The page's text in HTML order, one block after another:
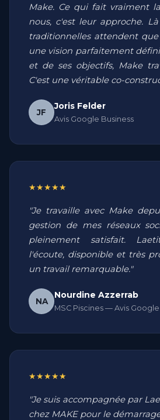
Make. Ce qui fait vraiment
nous, c'est leur approche.
traditionnelles attendent
une vision parfaitement
et de ses objectifs, Make
C'est une véritable co-
JF
Joris Felder
Avis Google Business
★★★★★
"Je travaille avec Make
gestion de mes réseaux
pleinement satisfait.
l'écoute, disponible et très
un travail remarquable."
NA
Nourdine Azzerrab
MSC Piscines — Avis
★★★★★
"Je suis accompagnée par
chez MAKE pour le